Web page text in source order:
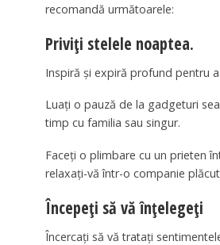
recomandă următoarele:
Priviți stelele noaptea.
Inspiră și expiră profund pentru
Luați o pauză de la gadgeturi
timp cu familia sau singur.
Faceți o plimbare cu un prieten
relaxați-vă într-o companie
Începeți să vă înțelegeți
Încercați să vă tratați